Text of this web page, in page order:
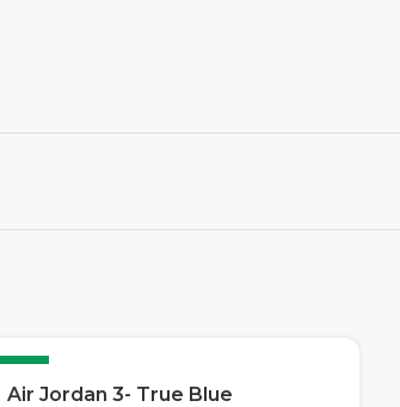
-13%
Air Jordan 3- True Blue